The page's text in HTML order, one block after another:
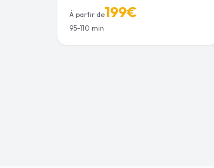
À partir de199€
95-110 min